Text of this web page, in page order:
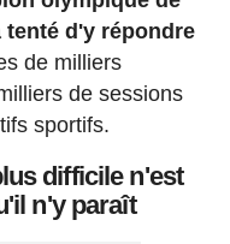
d'y répondre
de milliers
de sessions
sportifs.
difficile n'est
n'y paraît